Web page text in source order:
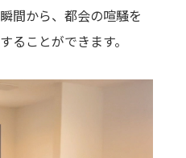
間から、都会の喧騒を
ることができます。